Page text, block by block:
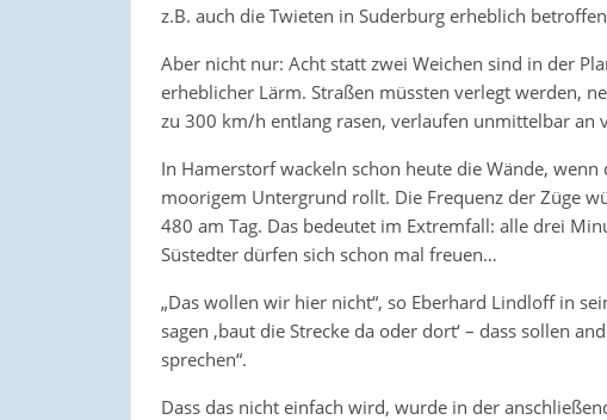
z.B. auch die Twieten in Suderburg erheblich
Aber nicht nur: Acht statt zwei Weichen sind in der
erheblicher Lärm. Straßen müssten verlegt werden,
zu 300 km/h entlang rasen, verlaufen unmittelbar an
In Hamerstorf wackeln schon heute die Wände,
moorigem Untergrund rollt. Die Frequenz der Züge
480 am Tag. Das bedeutet im Extremfall: alle drei
Süstedter dürfen sich schon mal freuen…
„Das wollen wir hier nicht“, so Eberhard Lindloff in
sagen ‚baut die Strecke da oder dort‘ – dass sollen
sprechen“.
Dass das nicht einfach wird, wurde in der